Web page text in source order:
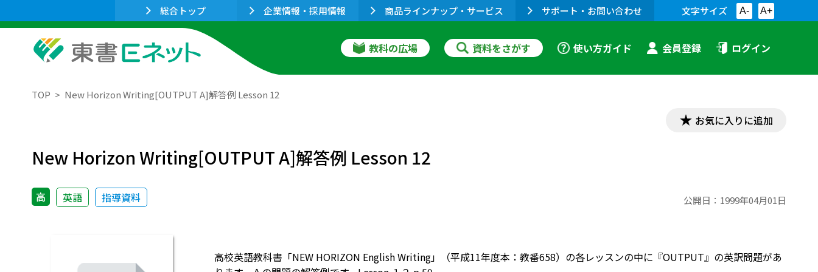
総合トップ 企業情報・採用情報 商品ラインナップ・サービス サポート・お問い合わせ 文字サイズ A- A+
教科の広場 資料をさがす 使い方ガイド 会員登録 ログイン
TOP New Horizon Writing[OUTPUT A]解答例 Lesson 12
お気に入りに追加
New Horizon Writing[OUTPUT A]解答例 Lesson 12
高 英語 指導資料 公開日： 1999年04月01日
高校英語教科書「NEW HORIZON English Writing」（平成11年度本：教番658）の各レッスンの中に『OUTPUT』の英訳問題があ